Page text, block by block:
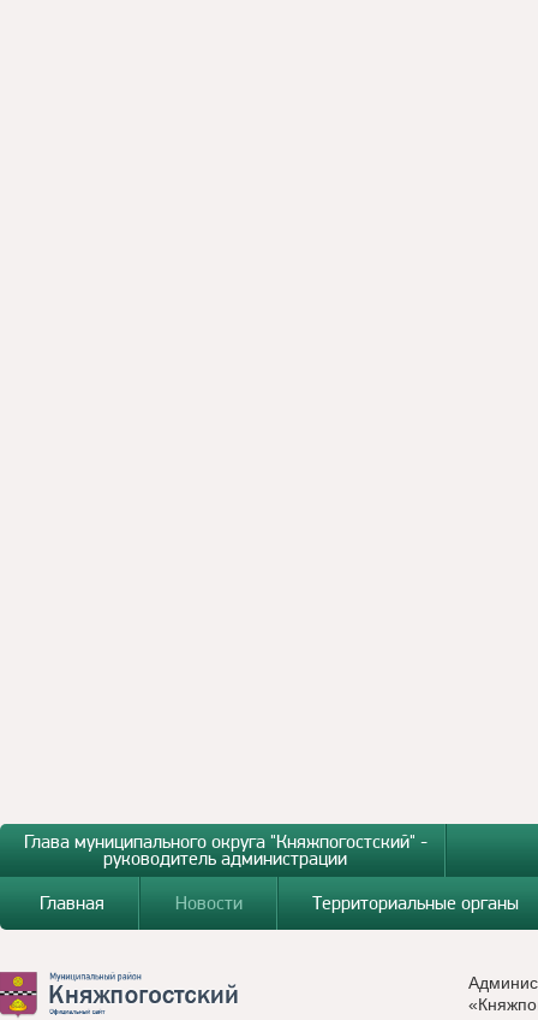
Глава муниципального округа "Княжпогостский" -
руководитель администрации
Главная
Новости Территориальные органы